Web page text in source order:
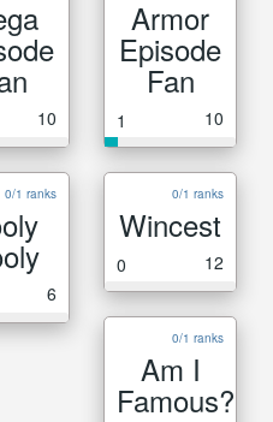
10
Armor
Episode
Fan
1 10
0/1 ranks
6
0/1 ranks
Wincest
0 12
0/1 ranks
Am I
Famous?